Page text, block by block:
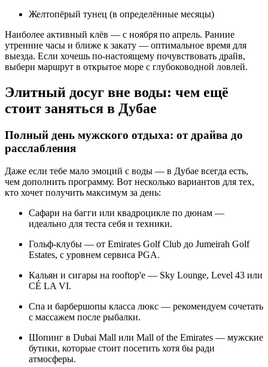
Желтопёрый тунец (в определённые месяцы)
Наиболее активный клёв — с ноября по апрель. Ранние
утренние часы и ближе к закату — оптимальное время для
выезда. Если хочешь по-настоящему почувствовать драйв,
выбери маршрут в открытое море с глубоководной ловлей.
Элитный досуг вне воды: чем ещё
стоит заняться в Дубае
Полный день мужского отдыха: от драйва до
расслабления
Даже если тебе мало эмоций с воды — в Дубае всегда есть,
чем дополнить программу. Вот несколько вариантов для тех,
кто хочет получить максимум за день:
Сафари на багги или квадроцикле по дюнам —
идеально для теста себя и техники.
Гольф-клубы — от Emirates Golf Club до Jumeirah Golf
Estates, с уровнем сервиса PGA.
Кальян и сигары на rooftop'е — Sky Lounge, Level 43 или
CÉ LA VI.
Спа и барбершопы класса люкс — рекомендуем сочетать
с массажем после рыбалки.
Шопинг в Dubai Mall или Mall of the Emirates — мужские
бутики, которые стоит посетить хотя бы ради
атмосферы.